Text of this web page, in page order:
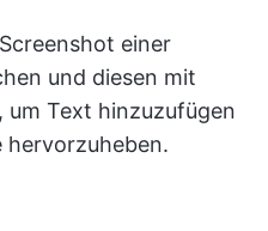
einer
und diesen mit
um Text hinzuzufügen